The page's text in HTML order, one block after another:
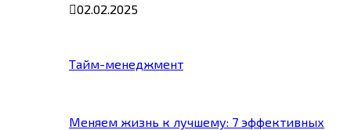
02.02.2025
Тайм-менеджмент
Меняем жизнь к лучшему: 7 эффективных